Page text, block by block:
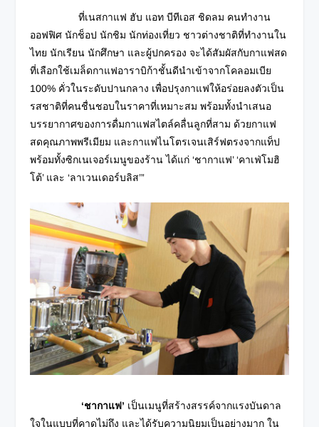
ที่เนสกาแฟ ฮับ แอท บีทีเอส ชิดลม คนทำงาน
ออฟฟิศ นักช็อป นักชิม นักท่องเที่ยว ชาวต่างชาติที่ทำงานใน
ไทย นักเรียน นักศึกษา และผู้ปกครอง จะได้สัมผัสกับกาแฟสด
ที่เลือกใช้เมล็ดกาแฟอาราบิก้าชั้นดีนำเข้าจากโคลอมเบีย
100% คั่วในระดับปานกลาง เพื่อปรุงกาแฟให้อร่อยลงตัวเป็น
รสชาติที่คนชื่นชอบในราคาที่เหมาะสม พร้อมทั้งนำเสนอ
บรรยากาศของการดื่มกาแฟสไตล์คลื่นลูกที่สาม ด้วยกาแฟ
สดคุณภาพพรีเมียม และกาแฟไนโตรเจนเสิร์ฟตรงจากแท็ป
พร้อมทั้งซิกเนเจอร์เมนูของร้าน ได้แก่ ‘ชากาแฟ’ ‘คาเฟ่โมฮิ
โต้’ และ ‘ลาเวนเดอร์บลิส’”
‘ชากาแฟ’ เป็นเมนูที่สร้างสรรค์จากแรงบันดาล
ใจในแบบที่คาดไม่ถึง และได้รับความนิยมเป็นอย่างมาก ใน